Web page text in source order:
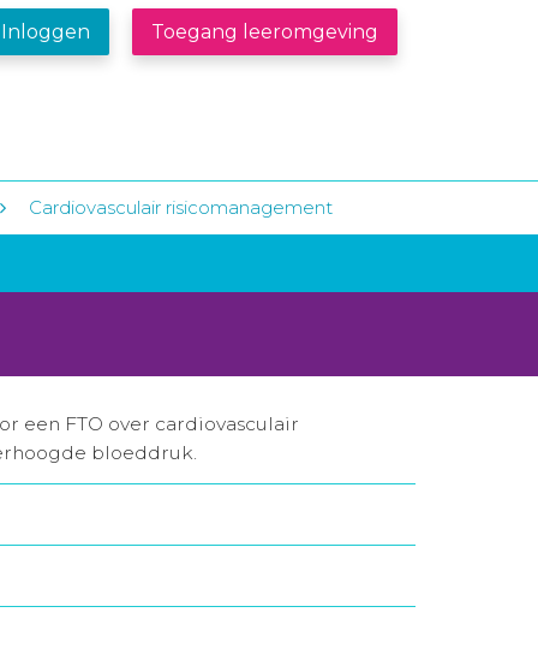
Inloggen Toegang leeromgeving
Cardiovasculair risicomanagement
een FTO over cardiovasculair
bloeddruk.